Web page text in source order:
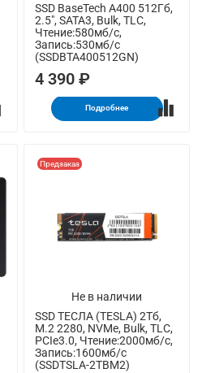
SSD BaseTech A400 512Гб,
2.5", SATA3, Bulk, TLC,
Чтение:580мб/с,
Запись:530мб/с
(SSDBTA400512GN)
4 390 ₽
Подробнее
Не в наличии
Предзаказ
SSD ТЕСЛА (TESLA) 2Тб,
M.2 2280, NVMe, Bulk, TLC,
PCIe3.0, Чтение:2000мб/с,
Запись:1600мб/с
(SSDTSLA-2TBM2)